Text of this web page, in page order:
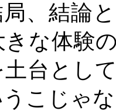
、結論
な体験
台とし
こじゃ